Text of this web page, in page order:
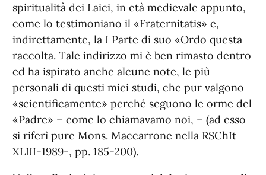
spiritualità dei Laici, in età medievale appunto,
come lo testimoniano il «Fraternitatis» e,
indirettamente, la I Parte di suo «Ordo questa
raccolta. Tale indirizzo mi è ben rimasto dentro
ed ha ispirato anche alcune note, le più
personali di questi miei studi, che pur valgono
«scientificamente» perché seguono le orme del
«Padre» – come lo chiamavamo noi, – (ad esso
si riferì pure Mons. Maccarrone nella RSChIt
XLIII-1989-, pp. 185-200).